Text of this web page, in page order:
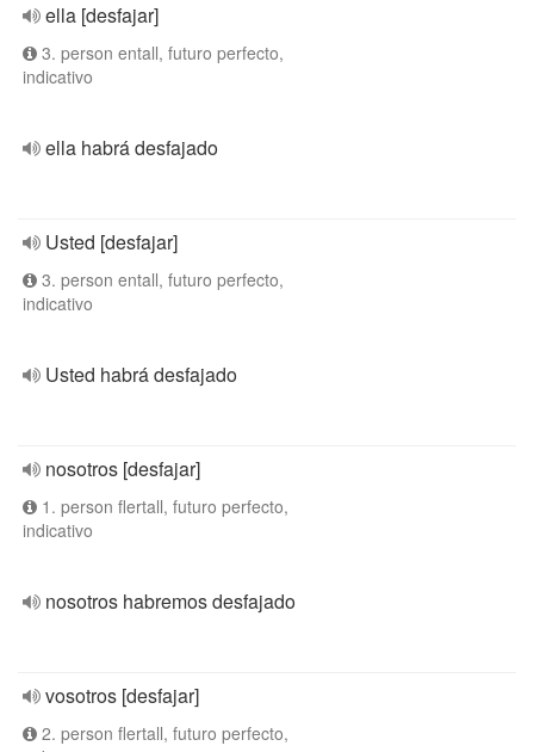
ella [desfajar]
3. person entall, futuro perfecto,
indicativo
ella habrá desfajado
Usted [desfajar]
3. person entall, futuro perfecto,
indicativo
Usted habrá desfajado
nosotros [desfajar]
1. person flertall, futuro perfecto,
indicativo
nosotros habremos desfajado
vosotros [desfajar]
2. person flertall, futuro perfecto,